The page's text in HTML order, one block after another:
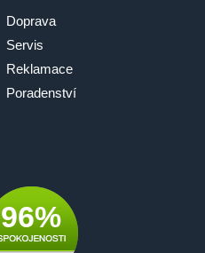
Doprava
Servis
Reklamace
Poradenství
96%